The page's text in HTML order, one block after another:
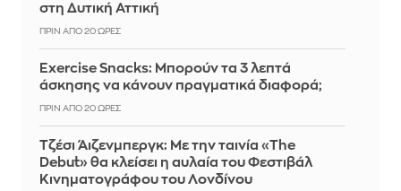
στη Δυτική Αττική
ΠΡΙΝ ΑΠΌ 20 ΏΡΕΣ
Exercise Snacks: Μπορούν τα 3 λεπτά
άσκησης να κάνουν πραγματικά διαφορά;
ΠΡΙΝ ΑΠΌ 20 ΏΡΕΣ
Τζέσι Άιζενμπεργκ: Με την ταινία «The
Debut» θα κλείσει η αυλαία του Φεστιβάλ
Κινηματογράφου του Λονδίνου